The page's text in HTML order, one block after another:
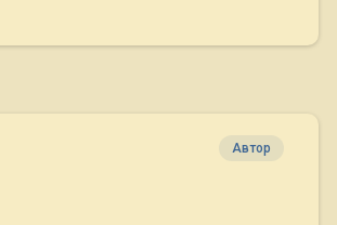
Автор